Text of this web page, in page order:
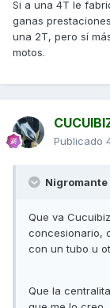
Si a una 4T le
ganas
una 2T, pero sí
motos.
Publicado
Nigromante
Que va
concesionario,
con un tubo u
Que la